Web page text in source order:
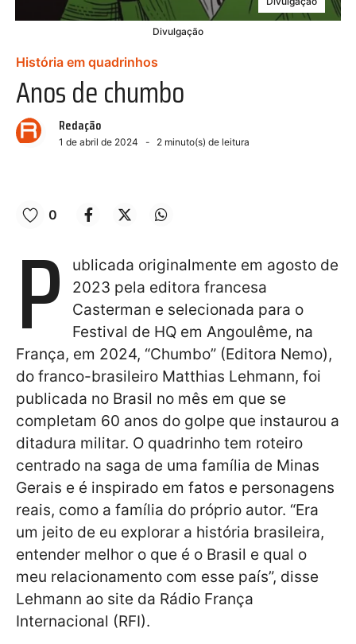
Divulgação
História em quadrinhos
Anos de chumbo
Redação
1 de abril de 2024 2 minuto(s) de leitura
0
P
ublicada originalmente em agosto de
2023 pela editora francesa
Casterman e selecionada para o
Festival de HQ em Angoulême, na
França, em 2024, “Chumbo” (Editora Nemo),
do franco-brasileiro Matthias Lehmann, foi
publicada no Brasil no mês em que se
completam 60 anos do golpe que instaurou a
ditadura militar. O quadrinho tem roteiro
centrado na saga de uma família de Minas
Gerais e é inspirado em fatos e personagens
reais, como a família do próprio autor. “Era
um jeito de eu explorar a história brasileira,
entender melhor o que é o Brasil e qual o
meu relacionamento com esse país”, disse
Lehmann ao site da Rádio França
Internacional (RFI).